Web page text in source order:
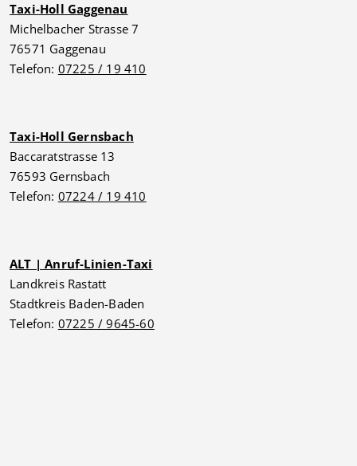
Taxi-Holl Gaggenau
Michelbacher Strasse 7
76571 Gaggenau
Telefon: 07225 / 19 410
Taxi-Holl Gernsbach
Baccaratstrasse 13
76593 Gernsbach
Telefon: 07224 / 19 410
ALT | Anruf-Linien-Taxi
Landkreis Rastatt
Stadtkreis Baden-Baden
Telefon: 07225 / 9645-60